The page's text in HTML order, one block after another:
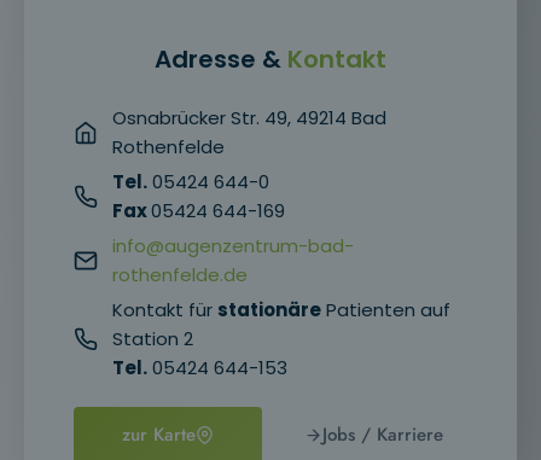
Adresse & Kontakt
Osnabrücker Str. 49, 49214 Bad
Rothenfelde
Tel.05424 644-0
Fax05424 644-169
info@augenzentrum-bad-
rothenfelde.de
Kontakt für stationärePatienten auf
Station 2
Tel.05424 644-153
zur Karte Jobs / Karriere